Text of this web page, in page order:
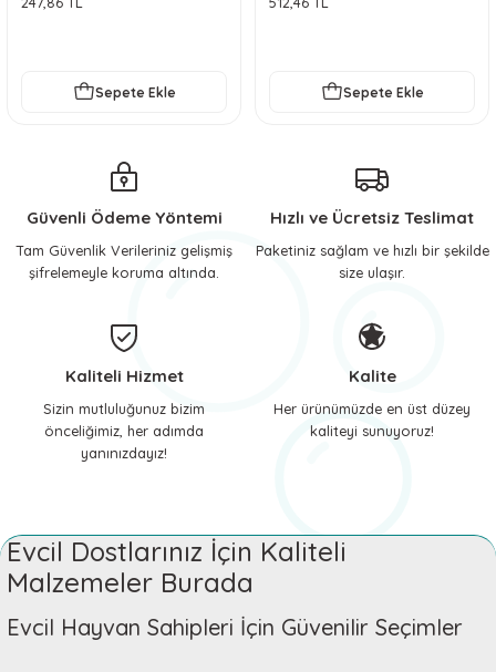
Sepete Ekle Sepete Ekle
Güvenli Ödeme Yöntemi
Tam Güvenlik Verileriniz gelişmiş
şifrelemeyle koruma altında.
Hızlı ve Ücretsiz Teslimat
Paketiniz sağlam ve hızlı bir şekilde
size ulaşır.
Kaliteli Hizmet
Sizin mutluluğunuz bizim
önceliğimiz, her adımda
yanınızdayız!
Kalite
Her ürünümüzde en üst düzey
kaliteyi sunuyoruz!
Evcil Dostlarınız İçin Kaliteli
Malzemeler Burada
Evcil Hayvan Sahipleri İçin Güvenilir Seçimler